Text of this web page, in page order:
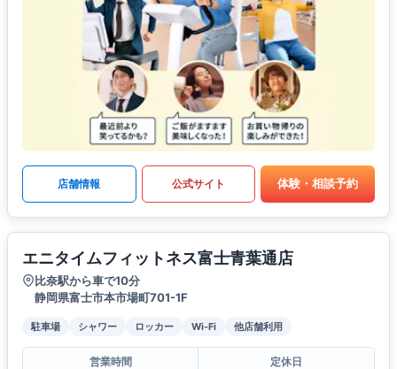
店舗情報 公式サイト 体験・相談予約
エニタイムフィットネス富士青葉通店
比奈駅から車で10分
静岡県富士市本市場町701-1F
駐車場 シャワー ロッカー Wi-Fi 他店舗利用
営業時間
定休日